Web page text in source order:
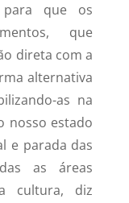
para que os
que
direta com a
alternativa
as na
nosso estado
e parada das
as áreas
cultura, diz